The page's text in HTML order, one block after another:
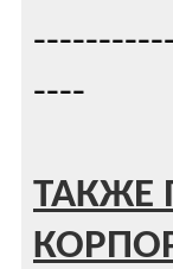
----
ТАКЖЕ